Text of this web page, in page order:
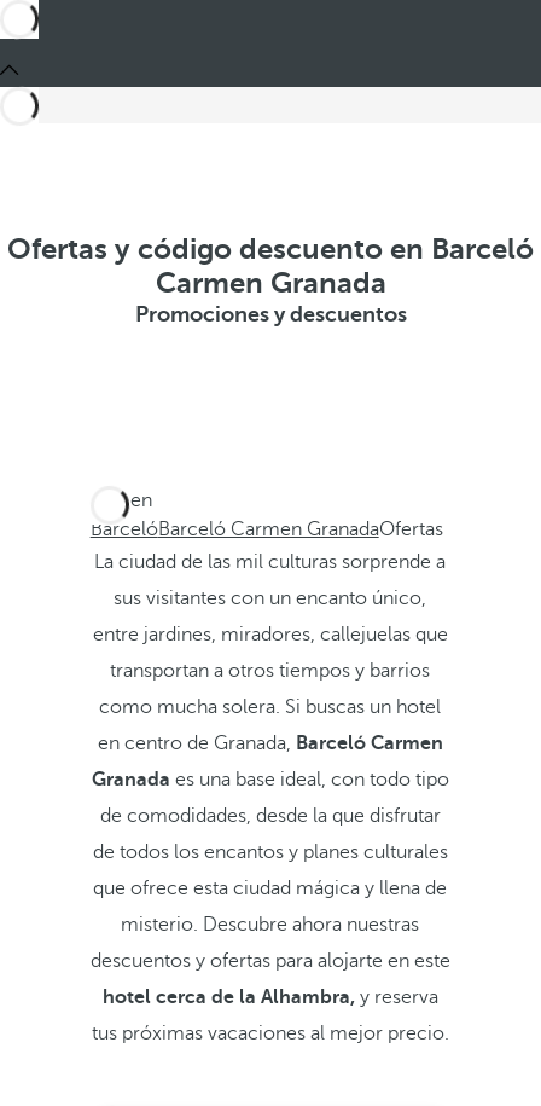
Ofertas y código descuento en Barceló
Carmen Granada
Promociones y descuentos
Está en
BarcelóBarceló Carmen GranadaOfertas
La ciudad de las mil culturas sorprende a
sus visitantes con un encanto único,
entre jardines, miradores, callejuelas que
transportan a otros tiempos y barrios
como mucha solera. Si buscas un hotel
en centro de Granada, Barceló Carmen
Granada es una base ideal, con todo tipo
de comodidades, desde la que disfrutar
de todos los encantos y planes culturales
que ofrece esta ciudad mágica y llena de
misterio. Descubre ahora nuestras
descuentos y ofertas para alojarte en este
hotel cerca de la Alhambra,y reserva
tus próximas vacaciones al mejor precio.